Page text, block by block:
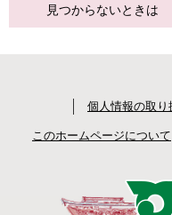
見つからないときは
個人情報の取り
このホームページについて